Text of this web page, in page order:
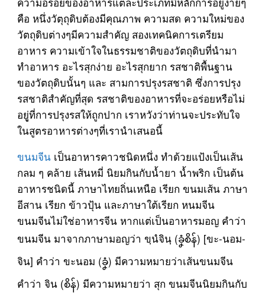
คือ หนึ่งวัตุถุดิบต้องมีคุณภาพ ความสด ความใหม่ของ
วัตถุดิบต่างๆมีความสำคัญ สองเทคนิคการเตรียม
อาหาร ความเข้าใจในธรรมชาติของวัตถุดิบที่นำมา
ทำอาหาร อะไรสุกง่าย อะไรสุกยาก รสชาติพื้นฐาน
ของวัตถุดิบนั้นๆ และ สามการปรุงรสชาติ ซึ่งการปรุง
รสชาติสำคัญที่สุด รสชาติของอาหารที่จะอร่อยหรือไม่
อยูู่ที่การปรุงรสให้ถูกปาก เราหวังว่าท่านจะประทับใจ
ในสูตรอาหารต่างๆที่เรานำเสนอนี้
ขนมจีนเป็นอาหารคาวชนิดหนึ่ง ทำด้วยแป้งเป็นเส้น
กลม ๆ คล้าย เส้นหมี่ นิยมกินกับน้ำยา น้ำพริก เป็นต้น
อาหารชนิดนี้ ภาษาไทยถิ่นเหนือ เรียก ขนมเส้น ภาษา
อีสาน เรียก ข้าวปุ้น และภาษาใต้เรียก หนมจีน
ขนมจีนไม่ใช่อาหารจีน หากแต่เป็นอาหารมอญ คำว่า
ขนมจีน มาจากภาษามอญว่า ขฺนํจินฺ (ခၞံစိန်) [ขะ-นอม-
จิน] คำว่า ขะนอม (ခၞံ) มีความหมายว่าเส้นขนมจีน
คำว่า จิน (စိန်) มีความหมายว่า สุก ขนมจีนนิยมกินกับ